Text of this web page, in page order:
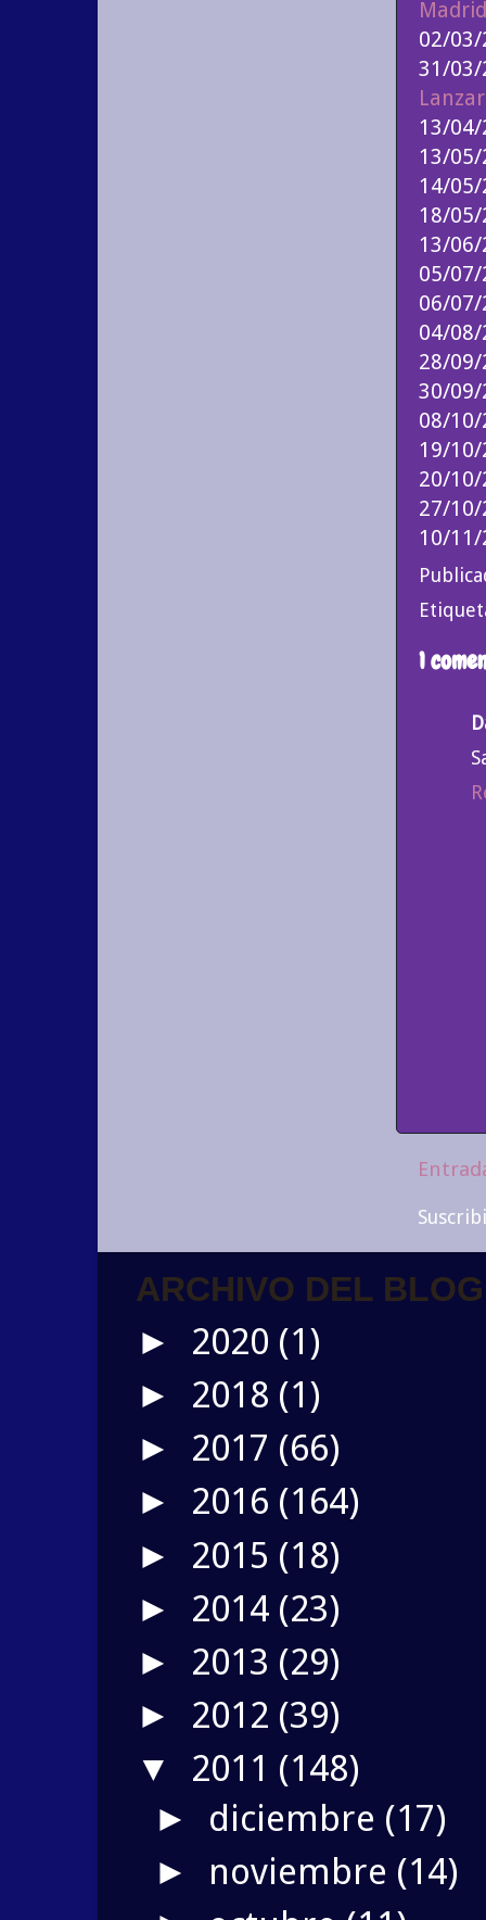
Madrid
02/
31/
13/
13/
14/
18/05/
13/06/
05/
06/07/
04/
28/09/
30/09/
08/10/
19/10/
20/10/
27/10/
10/
1
ARCHIVO DEL BLOG
► 2020 (1)
► 2018 (1)
► 2017 (66)
► 2016 (164)
► 2015 (18)
► 2014 (23)
► 2013 (29)
► 2012 (39)
▼ 2011 (148)
► diciembre (17)
► noviembre (14)